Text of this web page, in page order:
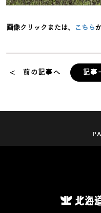
画像クリックまたは、 こちら
< 前の記事へ 記事